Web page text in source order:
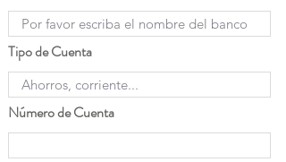
Tipo de Cuenta
Número de Cuenta